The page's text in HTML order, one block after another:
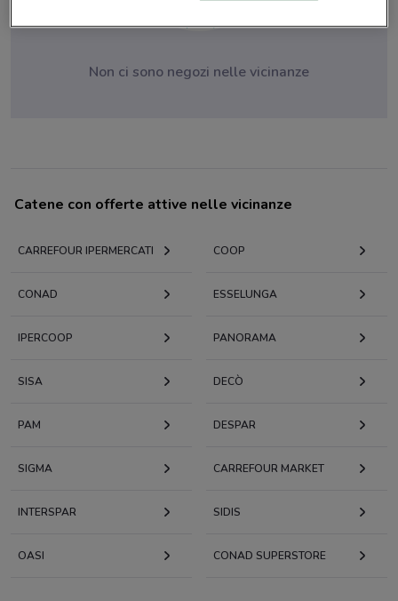
Non ci sono negozi nelle vicinanze
Catene con offerte attive nelle vicinanze
CARREFOUR IPERMERCATI COOP
CONAD ESSELUNGA
IPERCOOP PANORAMA
SISA DECÒ
PAM DESPAR
SIGMA CARREFOUR MARKET
INTERSPAR SIDIS
OASI CONAD SUPERSTORE